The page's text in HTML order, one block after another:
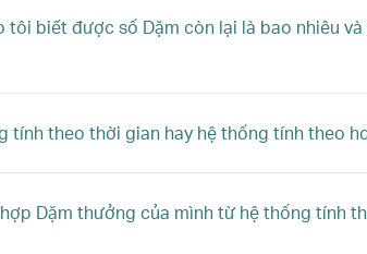
biết được số Dặm còn lại là bao nhiêu và
theo thời gian hay hệ thống tính theo
Dặm thưởng của mình từ hệ thống tính